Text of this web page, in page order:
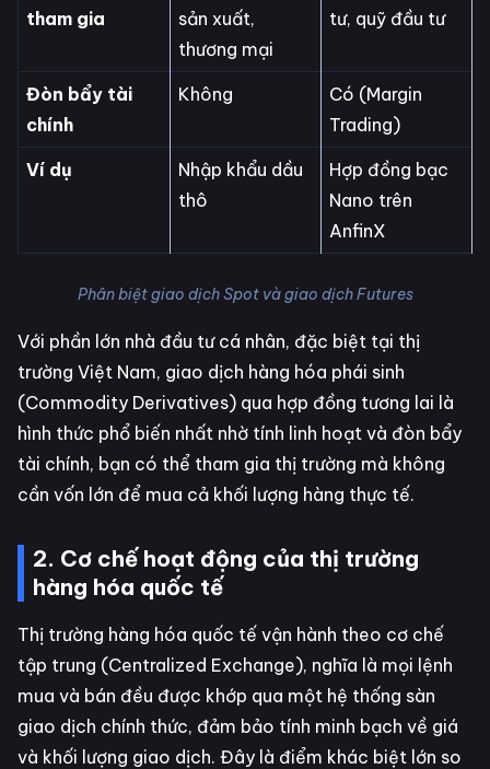
tham gia
sản xuất,
thương mại
tư, quỹ đầu tư
Đòn bẩy tài
chính
Không
Có (Margin
Trading)
Ví dụ
Nhập khẩu dầu
thô
Hợp đồng bạc
Nano trên
AnfinX
Phân biệt giao dịch Spot và giao dịch Futures
Với phần lớn nhà đầu tư cá nhân, đặc biệt tại thị
trường Việt Nam, giao dịch hàng hóa phái sinh
(Commodity Derivatives) qua hợp đồng tương lai là
hình thức phổ biến nhất nhờ tính linh hoạt và đòn bẩy
tài chính, bạn có thể tham gia thị trường mà không
cần vốn lớn để mua cả khối lượng hàng thực tế.
2. Cơ chế hoạt động của thị trường
hàng hóa quốc tế
Thị trường hàng hóa quốc tế vận hành theo cơ chế
tập trung (Centralized Exchange), nghĩa là mọi lệnh
mua và bán đều được khớp qua một hệ thống sàn
giao dịch chính thức, đảm bảo tính minh bạch về giá
và khối lượng giao dịch. Đây là điểm khác biệt lớn so